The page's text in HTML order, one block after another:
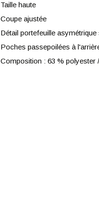
Taille haute
Coupe ajustée
Détail portefeuille asymétrique
Poches passepoilées à
Composition : 63 % polyester